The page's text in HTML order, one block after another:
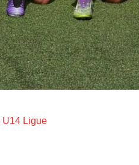
U14 Ligue